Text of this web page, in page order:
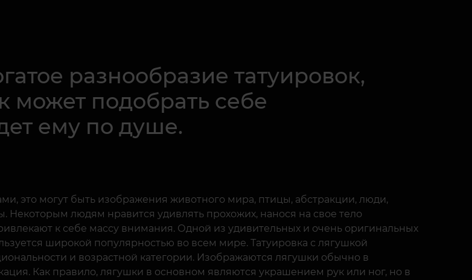
разнообразие татуировок,
может подобрать себе
ему по душе.
это могут быть изображения животного мира, птицы, абстракции, люди,
Некоторым людям нравится удивлять прохожих, нанося на свое тело
к себе массу внимания. Одной из удивительных и очень оригинальных
широкой популярностью во всем мире. Татуировка с лягушкой
и возрастной категории. Изображаются лягушки обычно в
Как правило, лягушки в основном являются украшением рук или ног, но в